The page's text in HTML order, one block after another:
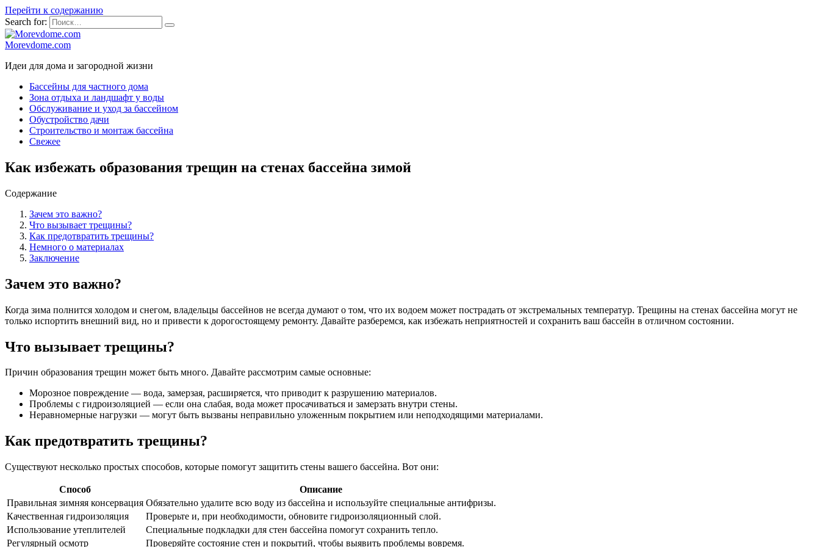
Перейти к содержанию
Search for:
Morevdome.com
Идеи для дома и загородной жизни
Бассейны для частного дома
Зона отдыха и ландшафт у воды
Обслуживание и уход за бассейном
Обустройство дачи
Строительство и монтаж бассейна
Свежее
Как избежать образования трещин на стенах бассейна зимой
Содержание
Зачем это важно?
Что вызывает трещины?
Как предотвратить трещины?
Немного о материалах
Заключение
Зачем это важно?
Когда зима полнится холодом и снегом, владельцы бассейнов не всегда думают о том, что их водоем может пострадать от экстремальных температур. Трещины на стенах бассейна могут не
только испортить внешний вид, но и привести к дорогостоящему ремонту. Давайте разберемся, как избежать неприятностей и сохранить ваш бассейн в отличном состоянии.
Что вызывает трещины?
Причин образования трещин может быть много. Давайте рассмотрим самые основные:
Морозное повреждение — вода, замерзая, расширяется, что приводит к разрушению материалов.
Проблемы с гидроизоляцией — если она слабая, вода может просачиваться и замерзать внутри стены.
Неравномерные нагрузки — могут быть вызваны неправильно уложенным покрытием или неподходящими материалами.
Как предотвратить трещины?
Существуют несколько простых способов, которые помогут защитить стены вашего бассейна. Вот они:
Способ
Описание
Правильная зимняя консервация Обязательно удалите всю воду из бассейна и используйте специальные антифризы.
Качественная гидроизоляция
Проверьте и, при необходимости, обновите гидроизоляционный слой.
Использование утеплителей
Специальные подкладки для стен бассейна помогут сохранить тепло.
Регулярный осмотр
Проверяйте состояние стен и покрытий, чтобы выявить проблемы вовремя.